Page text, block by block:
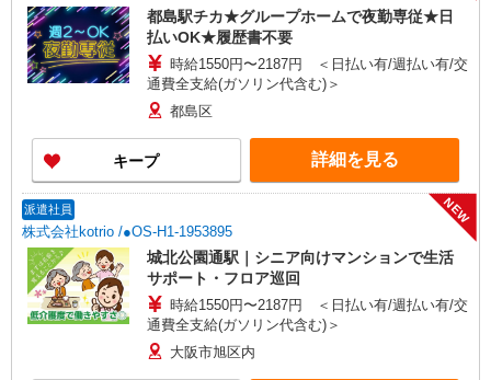
都島駅チカ★グループホームで夜勤専従★日
払いOK★履歴書不要
時給1550円〜2187円 ＜日払い有/週払い有/交
通費全支給(ガソリン代含む)＞
都島区
キープ 詳細を見る
派遣社員
株式会社kotrio /●OS-H1-1953895
NEW
城北公園通駅｜シニア向けマンションで生活
サポート・フロア巡回
時給1550円〜2187円 ＜日払い有/週払い有/交
通費全支給(ガソリン代含む)＞
大阪市旭区内